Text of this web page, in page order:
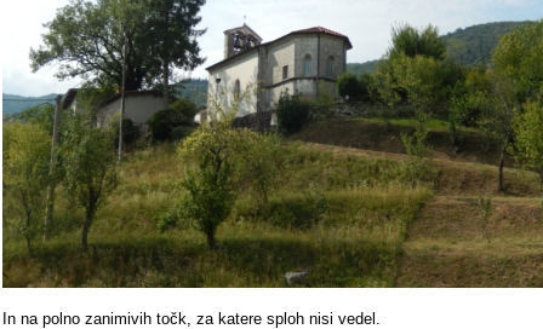
In na polno zanimivih točk, za katere sploh nisi vedel.